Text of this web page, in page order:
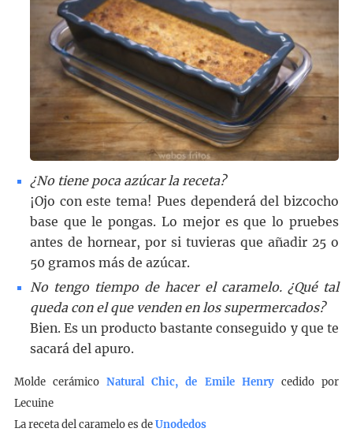
¿No tiene poca azúcar la receta?
¡Ojo con este tema! Pues dependerá del bizcocho
base que le pongas. Lo mejor es que lo pruebes
antes de hornear, por si tuvieras que añadir 25 o
50 gramos más de azúcar.
No tengo tiempo de hacer el caramelo. ¿Qué tal
queda con el que venden en los supermercados?
Bien. Es un producto bastante conseguido y que te
sacará del apuro.
Molde cerámicoNatural Chic, de Emile Henrycedido por
Lecuine
La receta del caramelo es deUnodedos